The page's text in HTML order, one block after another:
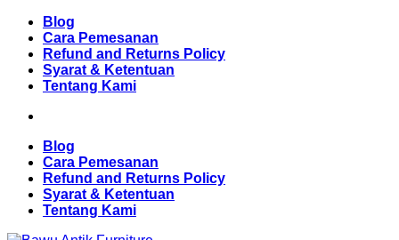
Skip
content
Blog
Cara Pemesanan
Refund and Returns Policy
Syarat & Ketentuan
Tentang Kami
Blog
Cara Pemesanan
Refund and Returns Policy
Syarat & Ketentuan
Tentang Kami